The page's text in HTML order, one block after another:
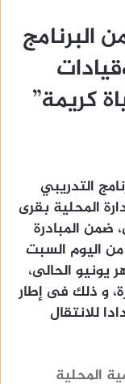
البرنامج
كريمة”
التدريبي
المحلية بقرى
ضمن المبادرة
من اليوم السبت
يونيو الحالى،
و ذلك فى إطار
للانتقال
المحلية